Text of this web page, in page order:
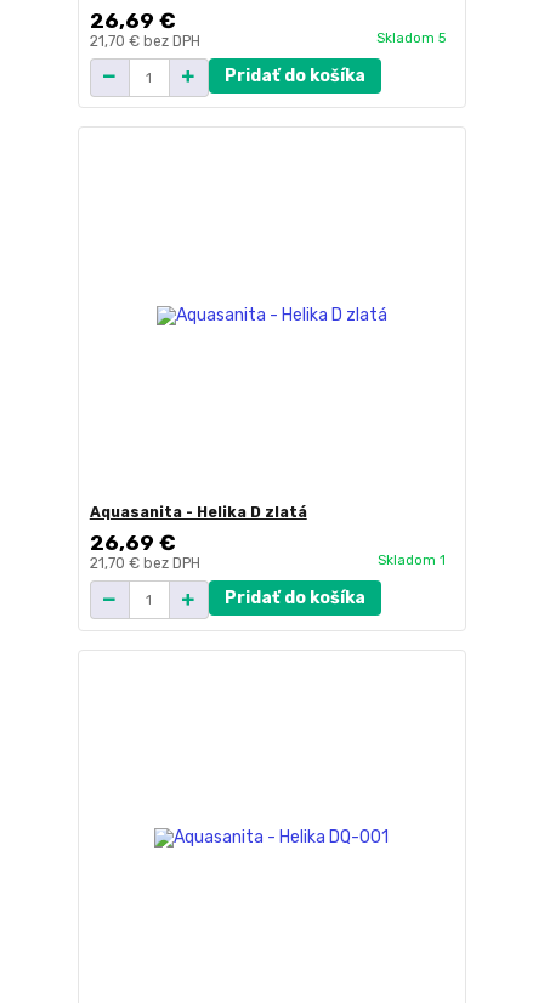
26,69 €
21,70 € bez DPH Skladom 5
Pridať do košíka
Aquasanita - Helika D zlatá
26,69 €
21,70 € bez DPH Skladom 1
Pridať do košíka